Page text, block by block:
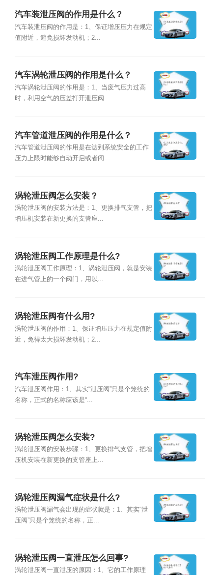
汽车装泄压阀的作用是什么？
汽车装泄压阀的作用是：1、保证增压压力在规定
值附近，避免损坏发动机；2...
汽车涡轮泄压阀的作用是什么？
汽车涡轮泄压阀的作用是：1、当废气压力过高
时，利用空气的压差打开泄压阀...
汽车管道泄压阀的作用是什么？
汽车管道泄压阀的作用是在达到系统安全的工作
压力上限时能够自动开启或者闭...
涡轮泄压阀怎么安装？
涡轮泄压阀的安装方法是：1、更换排气支管，把
增压机安装在新更换的支管座...
涡轮泄压阀工作原理是什么?
涡轮泄压阀工作原理：1、涡轮泄压阀，就是安装
在进气管上的一个阀门，用以...
涡轮泄压阀有什么用?
涡轮泄压阀的作用：1、保证增压压力在规定值附
近，免得太大损坏发动机；2...
汽车泄压阀作用?
汽车泄压阀作用：1、其实“泄压阀”只是个笼统的
名称，正式的名称应该是“...
涡轮泄压阀怎么安装?
涡轮泄压阀的安装步骤：1、更换排气支管，把增
压机安装在新更换的支管座上...
涡轮泄压阀漏气症状是什么?
涡轮泄压阀漏气会出现的症状就是：1、其实“泄
压阀”只是个笼统的名称，正...
涡轮泄压阀一直泄压怎么回事?
涡轮泄压阀一直泄压的原因：1、它的工作原理